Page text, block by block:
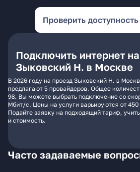
Проверить
Подключить интернет
Зыковский Н. в Москве
В 2026 году на проезд Зыковский Н. в
предлагают 5 провайдеров. Общее
98. Вы можете выбрать подключение со
Мбит/с. Цены на услуги варьируются от
Подайте заявку на подходящий тариф,
и стоимость.
Часто задаваемые